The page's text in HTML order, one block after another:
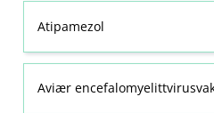
Atipamezol
Aviær